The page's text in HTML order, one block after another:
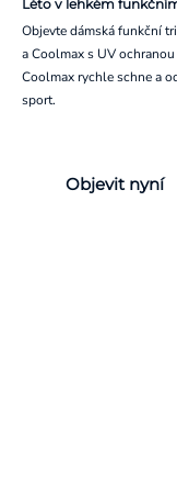
Léto v lehkém
Objevte dámská funkční
a Coolmax s UV
Coolmax rychle schne a
sport.
Objevit nyní